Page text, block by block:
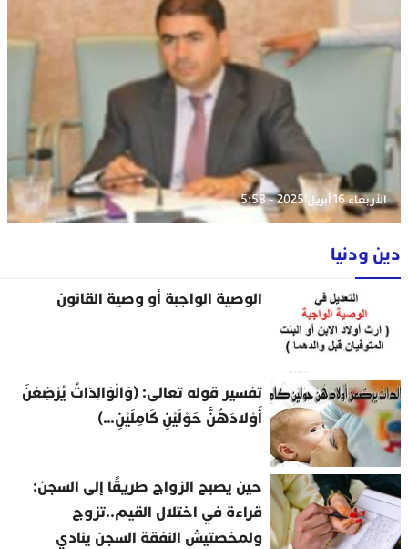
الأربعاء 16 أبريل 2025 - 5:58
دين ودنيا
الوصية الواجبة أو وصية القانون
تفسير قوله تعالى: (وَالْوَالِدَاتُ يُرْضِعْنَ
أَوْلادَهُنَّ حَوْلَيْنِ كَامِلَيْنِ…)
حين يصبح الزواج طريقًا إلى السجن:
قراءة في اختلال القيم..تزوج
ولمخصتيش النفقة السجن ينادي